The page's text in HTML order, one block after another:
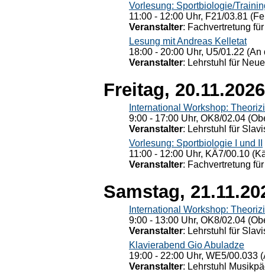
Vorlesung: Sportbiologie/
11:00 - 12:00 Uhr, F21/03.81
Veranstalter: Fachvertretung
Lesung mit Andreas Kelletat
18:00 - 20:00 Uhr, U5/01.22
Veranstalter: Lehrstuhl für
Freitag, 20.11.2026
International Workshop:
9:00 - 17:00 Uhr, OK8/02.04
Veranstalter: Lehrstuhl für
Vorlesung: Sportbiologie I und II
11:00 - 12:00 Uhr, KÄ7/00.10
Veranstalter: Fachvertretung
Samstag,
International Workshop:
9:00 - 13:00 Uhr, OK8/02.04
Veranstalter: Lehrstuhl für
Klavierabend Gio Abuladze
19:00 - 22:00 Uhr, WE5/00.033
Veranstalter: Lehrstuhl